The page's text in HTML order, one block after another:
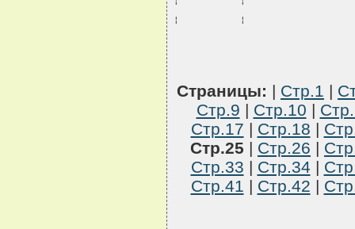
¦           ¦
Страницы: | Стр.1 |
Стр.9 | Стр.10 |
Стр.17 | Стр.18 |
Стр.25 | Стр.26 |
Стр.33 | Стр.34 |
Стр.41 | Стр.42 |